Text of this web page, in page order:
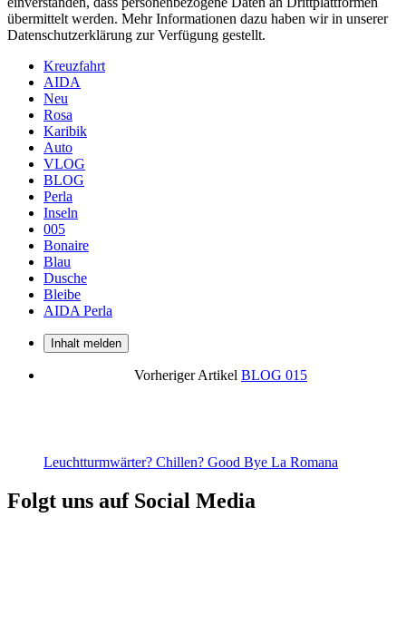
übermittelt werden. Mehr Informationen dazu haben wir in unserer
Datenschutzerklärung zur Verfügung gestellt.
Kreuzfahrt
AIDA
Neu
Rosa
Karibik
Auto
VLOG
BLOG
Perla
Inseln
005
Bonaire
Blau
Dusche
Bleibe
AIDA Perla
Inhalt melden
Vorheriger Artikel BLOG 015
Leuchtturmwärter? Chillen? Good Bye La Romana
Folgt uns auf Social Media